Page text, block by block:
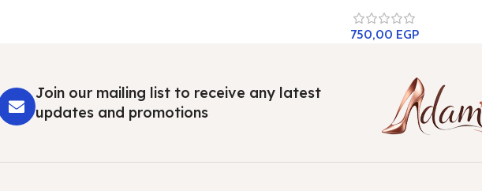
750,00 EGP
Join our mailing list to receive any latest
updates and promotions